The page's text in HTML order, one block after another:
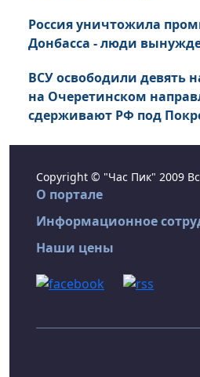
Россия уничтожила
Донбасса - люди
ВСУ освободили девять
на Очеретинском
сдерживают РФ под
Copyright © "Час Пик" 2009
О портале
Информационное
Наши цены